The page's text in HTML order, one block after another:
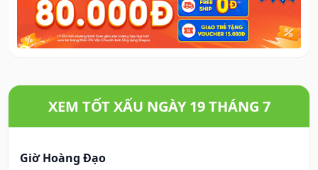
XEM TỐT XẤU NGÀY 19 THÁNG 7
Giờ Hoàng Đạo